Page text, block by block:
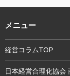
メニュー
経営コラムTOP
日本経営合理化協会